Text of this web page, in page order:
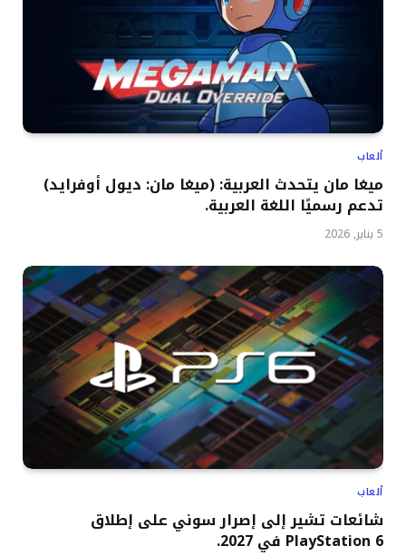
ألعاب
ميغا مان يتحدث العربية: (ميغا مان: ديول أوفرايد)
تدعم رسميًا اللغة العربية.
5 يناير, 2026
ألعاب
شائعات تشير إلى إصرار سوني على إطلاق
PlayStation 6 في 2027.